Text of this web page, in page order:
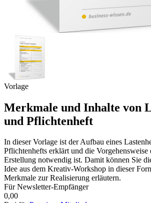
Vorlage
Merkmale und Inhalte von
und Pflichtenheft
In dieser Vorlage ist der Aufbau eines
Pflichtenhefts erklärt und die Vorgehensweise
Erstellung notwendig ist. Damit können Sie
Idee aus dem Kreativ-Workshop in dieser
Merkmale zur Realisierung erläutern.
Für Newsletter-Empfänger
0,00